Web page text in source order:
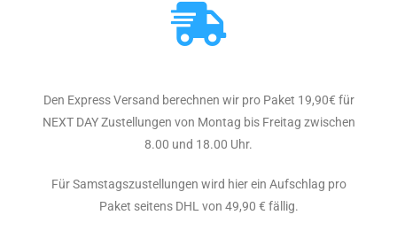
Den Express Versand berechnen wir pro Paket 19,90€ für
NEXT DAY Zustellungen von Montag bis Freitag zwischen
8.00 und 18.00 Uhr.
Für Samstagszustellungen wird hier ein Aufschlag pro
Paket seitens DHL von 49,90 € fällig.